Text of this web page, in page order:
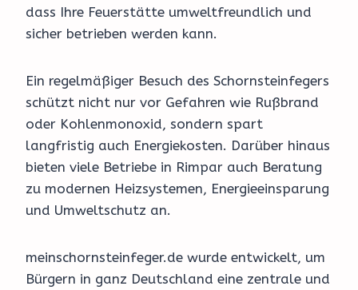
dass Ihre Feuerstätte umweltfreundlich und
sicher betrieben werden kann.
Ein regelmäßiger Besuch des Schornsteinfegers
schützt nicht nur vor Gefahren wie Rußbrand
oder Kohlenmonoxid, sondern spart
langfristig auch Energiekosten. Darüber hinaus
bieten viele Betriebe in Rimpar auch Beratung
zu modernen Heizsystemen, Energieeinsparung
und Umweltschutz an.
meinschornsteinfeger.de wurde entwickelt, um
Bürgern in ganz Deutschland eine zentrale und